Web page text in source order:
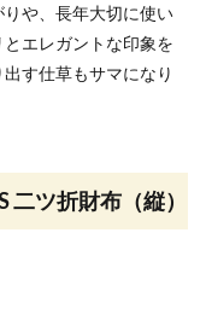
や、長年大切に使い
エレガントな印象を
す仕草もサマになり
二ツ折財布（縦）